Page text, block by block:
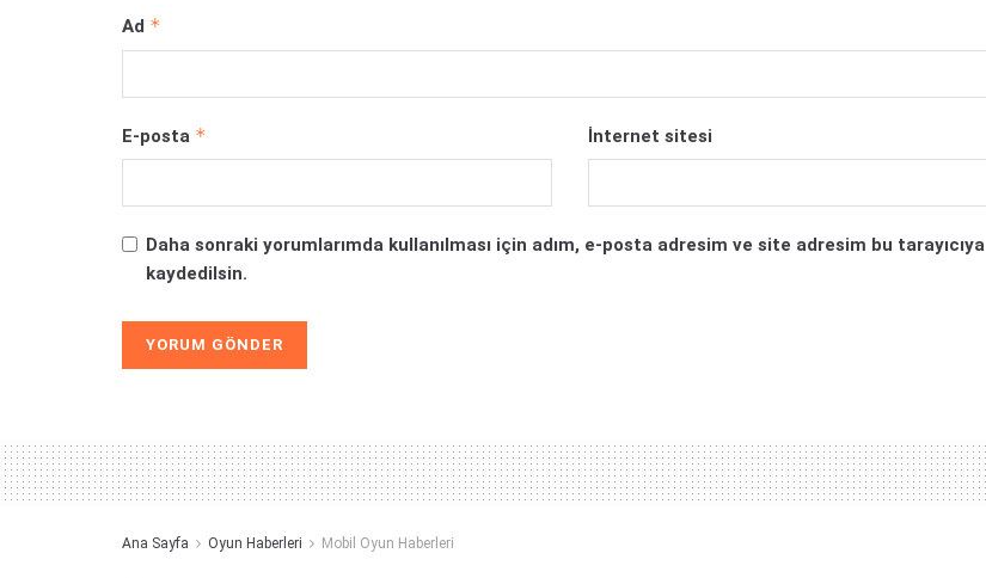
Ad *
E-posta * İnternet sitesi
Daha sonraki yorumlarımda kullanılması için adım, e-posta adresim ve site adresim bu tarayıcıya
kaydedilsin.
Ana Sayfa Oyun Haberleri Mobil Oyun Haberleri